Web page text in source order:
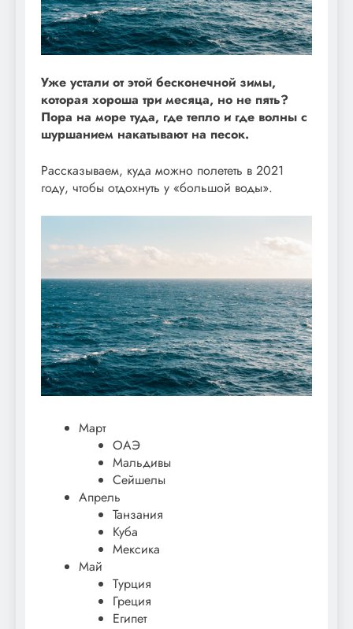
Уже устали от этой бесконечной зимы,
которая хороша три месяца, но не пять?
Пора на море туда, где тепло и где волны с
шуршанием накатывают на песок.
Рассказываем, куда можно полететь в 2021
году, чтобы отдохнуть у «большой воды».
Март
ОАЭ
Мальдивы
Сейшелы
Апрель
Танзания
Куба
Мексика
Май
Турция
Греция
Египет